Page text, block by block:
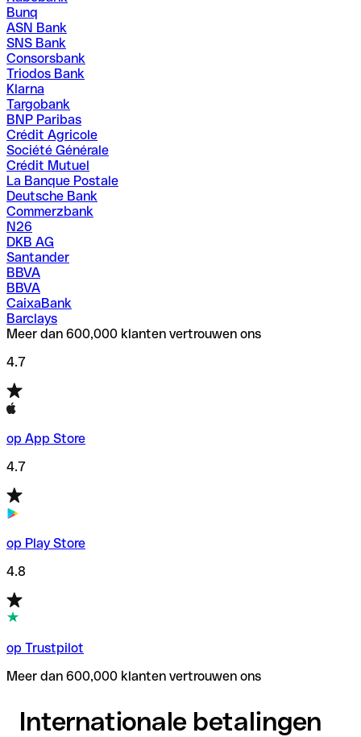
Bunq
ASN Bank
SNS Bank
Consorsbank
Triodos Bank
Klarna
Targobank
BNP Paribas
Crédit Agricole
Société Générale
Crédit Mutuel
La Banque Postale
Deutsche Bank
Commerzbank
N26
DKB AG
Santander
BBVA
BBVA
CaixaBank
Barclays
Meer dan 600,000 klanten vertrouwen ons
4.7
op App Store
4.7
op Play Store
4.8
op Trustpilot
Meer dan 600,000 klanten vertrouwen ons
Internationale betalingen